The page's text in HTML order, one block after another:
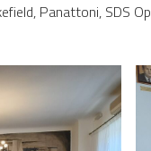
Panattoni, SDS